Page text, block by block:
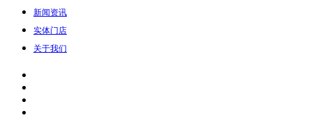
新闻资讯
实体门店
关于我们